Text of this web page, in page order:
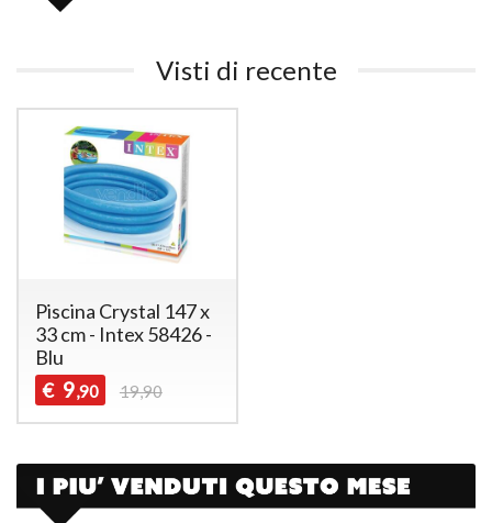
Visti di recente
Piscina Crystal 147 x
33 cm - Intex 58426 -
Blu
€ 9,90 19,90